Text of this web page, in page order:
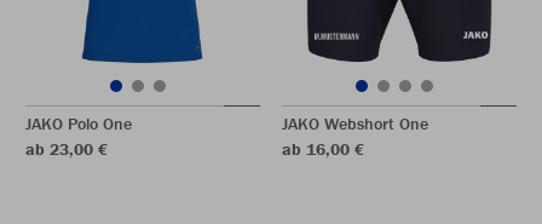
JAKO Polo One
ab 23,00 €
JAKO Webshort One
ab 16,00 €